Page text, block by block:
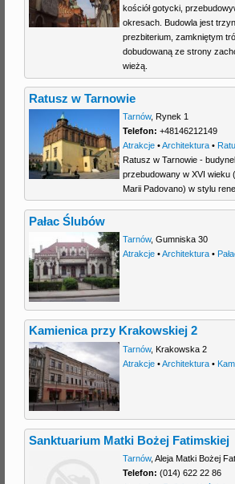
kościół gotycki,
okresach. Budowla jest
prezbiterium, zamkniętym
dobudowaną ze strony
wieżą.
Ratusz w Tarnowie
Tarnów, Rynek 1
Telefon: +48146212149
Atrakcje•Architektura•
Ratusz w Tarnowie -
przebudowany w XVI wieku
Marii Padovano) w stylu
Pałac Ślubów
Tarnów, Gumniska 30
Atrakcje•Architektura•
Kamienica przy Krakowskiej 2
Tarnów, Krakowska 2
Atrakcje•Architektura•
Sanktuarium Matki Bożej Fatimskiej
Tarnów, Aleja Matki Bożej
Telefon: (014) 622 22 86